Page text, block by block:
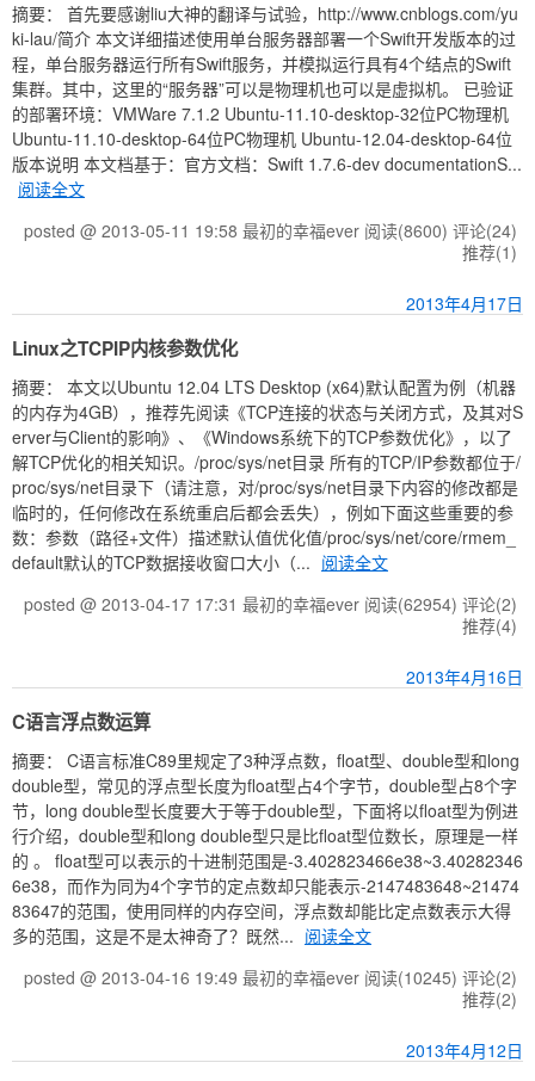
摘要： 首先要感谢liu大神的翻译与试验，http://www.cnblogs.com/yu
ki-lau/简介 本文详细描述使用单台服务器部署一个Swift开发版本的过
程，单台服务器运行所有Swift服务，并模拟运行具有4个结点的Swift
集群。其中，这里的“服务器”可以是物理机也可以是虚拟机。 已验证
的部署环境：VMWare 7.1.2 Ubuntu-11.10-desktop-32位PC物理机
Ubuntu-11.10-desktop-64位PC物理机 Ubuntu-12.04-desktop-64位
版本说明 本文档基于：官方文档：Swift 1.7.6-dev documentationS...
阅读全文
posted @ 2013-05-11 19:58 最初的幸福ever 阅读(8600) 评论(24)
推荐(1)
2013年4月17日
Linux之TCPIP内核参数优化
摘要： 本文以Ubuntu 12.04 LTS Desktop (x64)默认配置为例（机器
的内存为4GB），推荐先阅读《TCP连接的状态与关闭方式，及其对S
erver与Client的影响》、《Windows系统下的TCP参数优化》，以了
解TCP优化的相关知识。/proc/sys/net目录 所有的TCP/IP参数都位于/
proc/sys/net目录下（请注意，对/proc/sys/net目录下内容的修改都是
临时的，任何修改在系统重启后都会丢失），例如下面这些重要的参
数：参数（路径+文件）描述默认值优化值/proc/sys/net/core/rmem_
default默认的TCP数据接收窗口大小（... 阅读全文
posted @ 2013-04-17 17:31 最初的幸福ever 阅读(62954) 评论(2)
推荐(4)
2013年4月16日
C语言浮点数运算
摘要： C语言标准C89里规定了3种浮点数，float型、double型和long
double型，常见的浮点型长度为float型占4个字节，double型占8个字
节，long double型长度要大于等于double型，下面将以float型为例进
行介绍，double型和long double型只是比float型位数长，原理是一样
的 。 float型可以表示的十进制范围是-3.402823466e38~3.40282346
6e38，而作为同为4个字节的定点数却只能表示-2147483648~21474
83647的范围，使用同样的内存空间，浮点数却能比定点数表示大得
多的范围，这是不是太神奇了？既然... 阅读全文
posted @ 2013-04-16 19:49 最初的幸福ever 阅读(10245) 评论(2)
推荐(2)
2013年4月12日